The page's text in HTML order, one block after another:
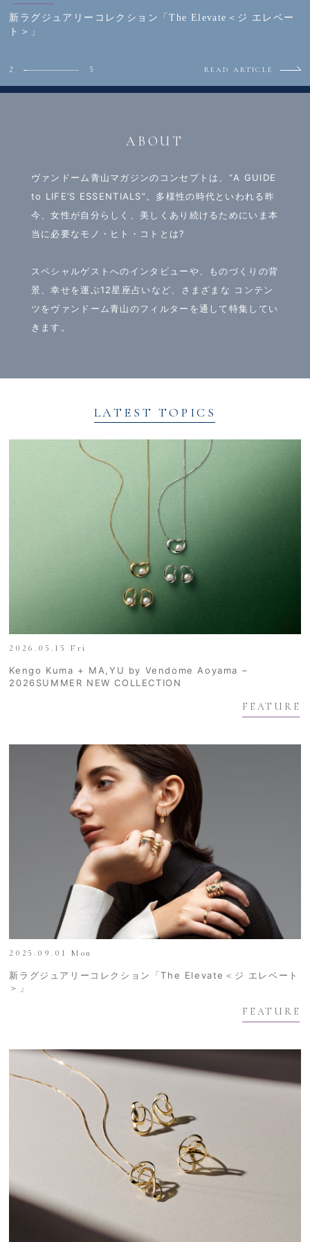
Weekly! くまの“テオくん占い”公
開！
Kengo Kuma + MA,YU by Vendome Aoyama – 2026SUMM
ER NEW COLLECTION
新ラグジュアリーコレクション「The Elevate＜ジ エレベー
ト＞」
Kengo Kuma + MA,YU by Vendome Aoyama – 2026SS NE
W COLLECTION
Personalized Jewelry – Strings Initial Rin
g –
Weekly! くまの“テオくん占い”公
開！
Kengo Kuma + MA,YU by Vendome Aoyama – 2026SUMM
ER NEW COLLECTION
2 5 READ ARTICLE
ABOUT
ヴァンドーム青山マガジンのコンセプトは、“A GUIDE
to LIFE’S ESSENTIALS”。多様性の時代といわれる昨
今、女性が自分らしく、美しくあり続けるためにいま本
当に必要なモノ・ヒト・コトとは?
スペシャルゲストへのインタビューや、ものづくりの背
景、幸せを運ぶ12星座占いなど、さまざまな コンテン
ツをヴァンドーム青山のフィルターを通して特集してい
きます。
LATEST TOPICS
2026.05.15 Fri
Kengo Kuma + MA,YU by Vendome Aoyama –
2026SUMMER NEW COLLECTION
FEATURE
2025.09.01 Mon
新ラグジュアリーコレクション「The Elevate＜ジ エレベート
＞」
FEATURE